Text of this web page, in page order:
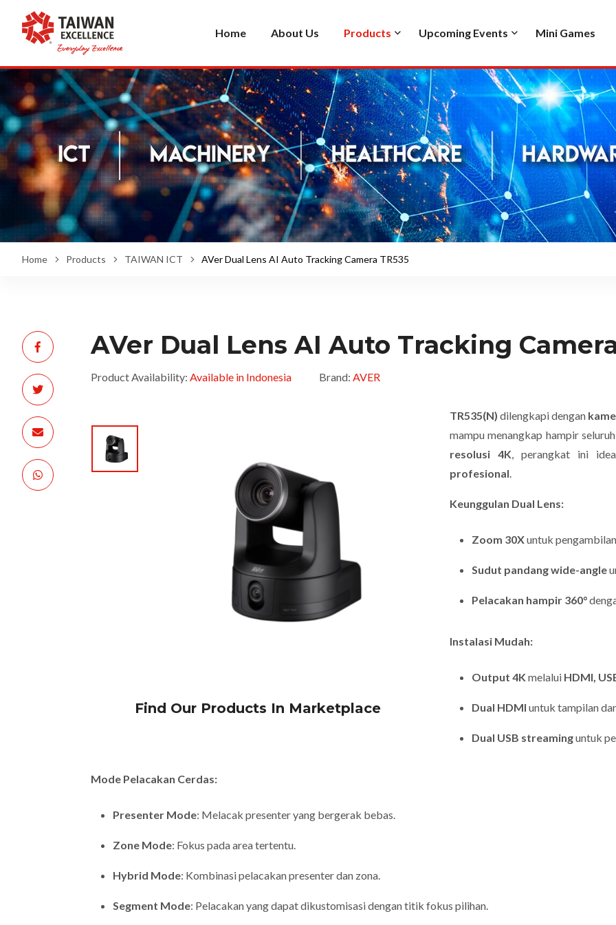
Home About Us Products Upcoming Events Mini Games
Home Products TAIWAN ICT AVer Dual Lens AI Auto Tracking Camera TR535
AVer Dual Lens AI Auto Tracking
Product Availability: Available in Indonesia Brand: AVER
Find Our Products In Marketplace
TR535(N) dilengkapi dengan
mampu menangkap hampir
resolusi 4K, perangkat ini
profesional.
Keunggulan Dual Lens:
Zoom 30Xuntuk
Sudut pandang wide-angle
Pelacakan hampir 360°
Instalasi Mudah:
Output 4K melalui HDMI,
Dual HDMI untuk tampilan
Dual USB streaminguntuk
Mode Pelacakan Cerdas:
Presenter Mode: Melacak presenter yang bergerak bebas.
Zone Mode: Fokus pada area tertentu.
Hybrid Mode: Kombinasi pelacakan presenter dan zona.
Segment Mode: Pelacakan yang dapat dikustomisasi dengan titik fokus pilihan.